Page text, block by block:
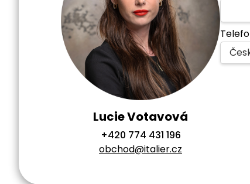
Lucie Votavová
+420 774 431 196
obchod@italier.cz